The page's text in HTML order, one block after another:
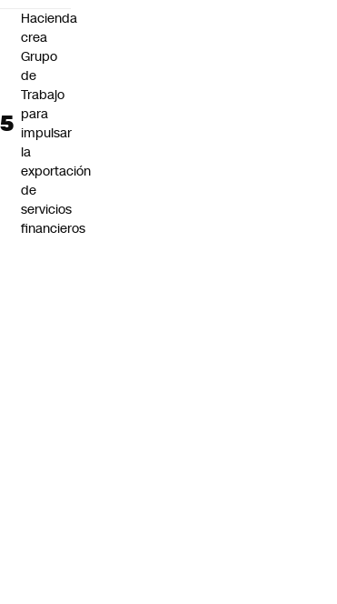
Hacienda
crea
Grupo
de
Trabajo
para
impulsar
la
exportación
de
servicios
financieros